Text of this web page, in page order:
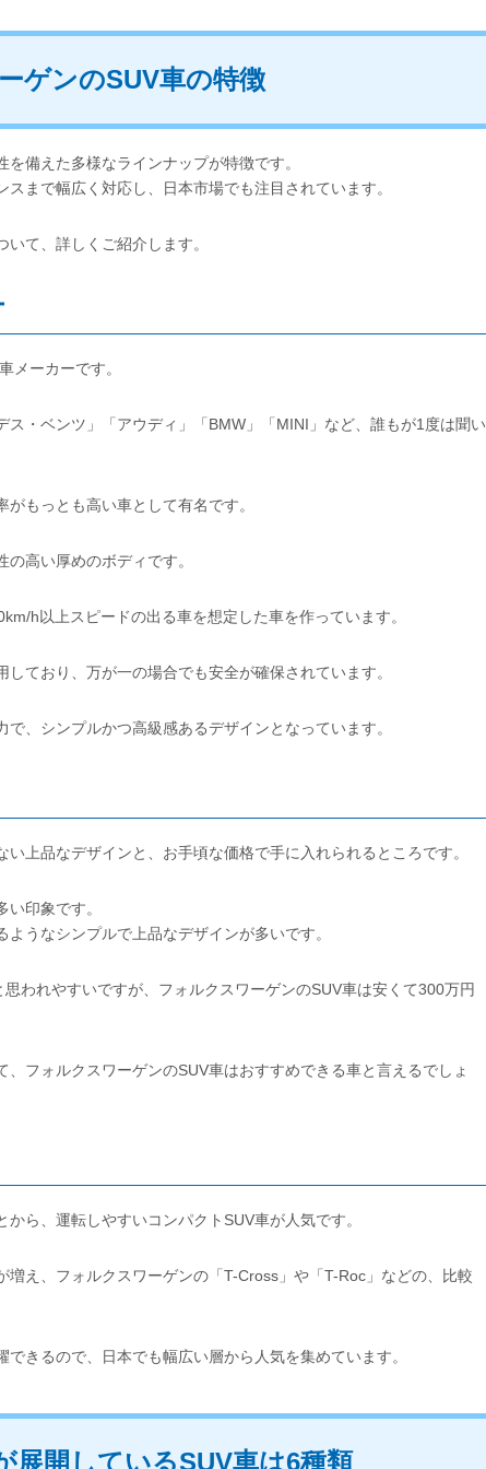
ゲンのSUV車の特徴
備えた多様なラインナップが特徴です。
まで幅広く対応し、日本市場でも注目されています。
て、詳しくご紹介します。
メーカーです。
ス・ベンツ」「アウディ」「BMW」「MINI」など、誰もが1度は聞い
もっとも高い車として有名です。
高い厚めのボディです。
h以上スピードの出る車を想定した車を作っています。
ており、万が一の場合でも安全が確保されています。
、シンプルかつ高級感あるデザインとなっています。
上品なデザインと、お手頃な価格で手に入れられるところです。
印象です。
うなシンプルで上品なデザインが多いです。
われやすいですが、フォルクスワーゲンのSUV車は安くて300万円
フォルクスワーゲンのSUV車はおすすめできる車と言えるでしょ
ら、運転しやすいコンパクトSUV車が人気です。
え、フォルクスワーゲンの「T-Cross」や「T-Roc」などの、比較
きるので、日本でも幅広い層から人気を集めています。
展開しているSUV車は6種類